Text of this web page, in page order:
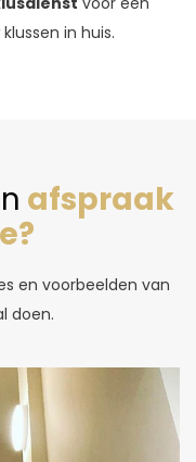
in huis.
afspraak
en voorbeelden van
doen.